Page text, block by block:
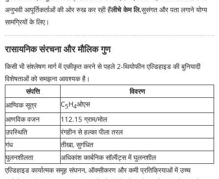
अनुभवी आपूर्तिकर्ताओं की ओर रुख कर रही हैंलीचे केम लि.सुसंगत और पता लगाने योग्य
सामग्रियों के लिए।
रासायनिक संरचना और मौलिक गुण
किसी भी संश्लेषण मार्ग में एकीकृत करने से पहले 2-थियोफीन एल्डिहाइड की बुनियादी
विशेषताओं को समझना आवश्यक है।
संपत्ति
विवरण
आण्विक सूत्र
C5H4ओएस
आणविक वजन
112.15 ग्राम/मोल
उपस्थिति
रंगहीन से हल्का पीला तरल
गंध
तीखा, सुगंधित
घुलनशीलता
अधिकांश कार्बनिक सॉल्वैंट्स में घुलनशील
एल्डिहाइड कार्यात्मक समूह संघनन, ऑक्सीकरण और कमी प्रतिक्रियाओं में उच्च